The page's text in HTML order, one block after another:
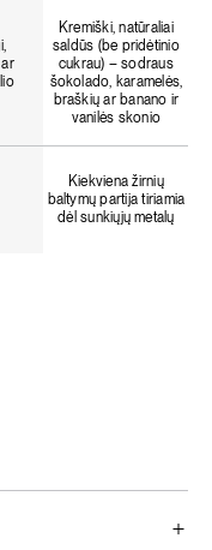
Kremiški, natūraliai
saldūs (be pridėtinio
cukrau) – sodraus
šokolado, karamelės,
braškių ar banano ir
vanilės skonio
Kiekviena žirnių
baltymų partija tiriamia
dėl sunkiųjų metalų